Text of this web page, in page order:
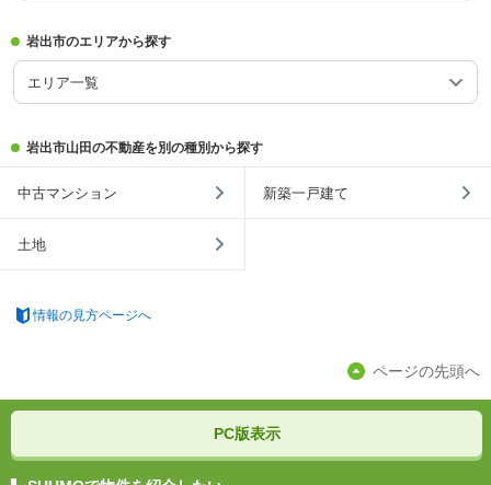
岩出市のエリアから探す
エリア一覧
岩出市山田の不動産を別の種別から探す
中古マンション 新築一戸建て
土地
情報の見方ページへ
ページの先頭へ
PC版表示